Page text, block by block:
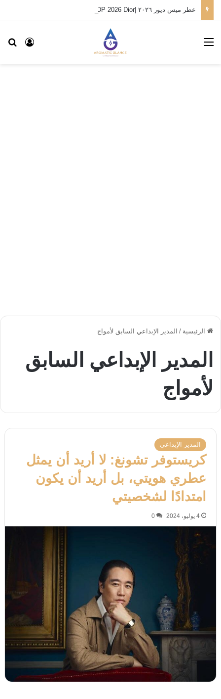
عطر ميس ديور ٢٠٢٦ |Miss Dior EDP 2026 Dior
تسجيل القائمة
الرئيسية / المدير الإبداعي السابق لأمواج
المدير الإبداعي السابق
لأمواج
المدير الإبداعي
كريستوفر تشونغ: لا أريد أن يمثل
عطري هويتي، بل أريد أن يكون
امتدادًا لشخصيتي
4 يوليو، 2024 0